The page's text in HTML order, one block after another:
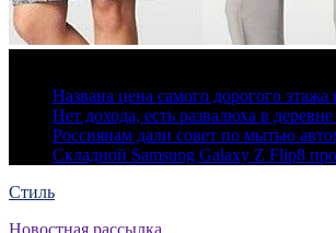
Названа цена самого дорогого этажа
Нет дохода, есть развалюха в
Россиянам дали совет по мытью
Складной Samsung Galaxy Z Flip8
Стиль
Новостная рассылка